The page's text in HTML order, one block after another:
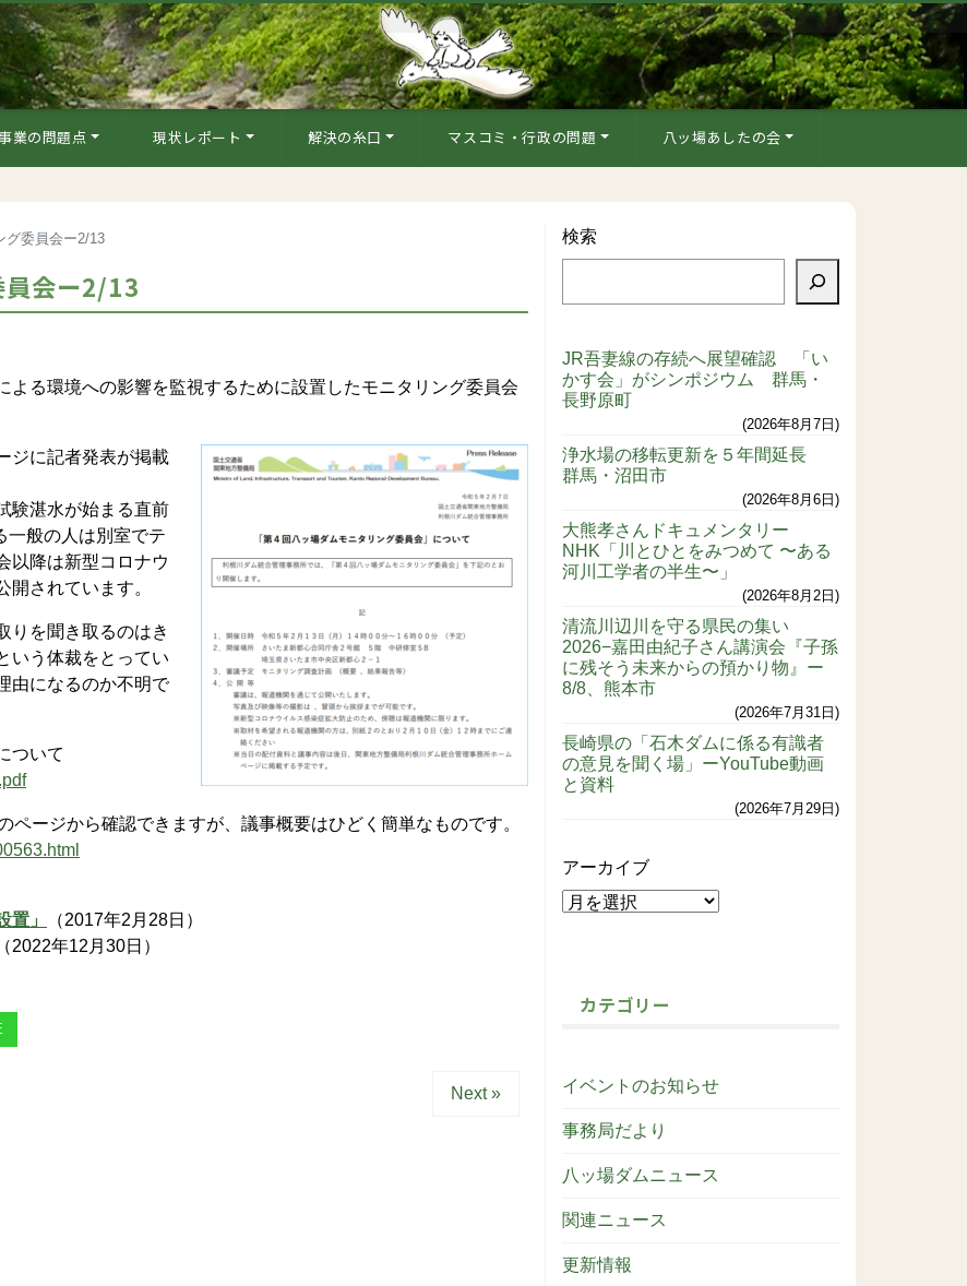
業の問題点 現状レポート 解決の糸口 マスコミ・行政の問題 八ッ場あしたの会
グ委員会ー2/13
員会ー2/13
る環境への影響を監視するために設置したモニタリング委員会
ジに記者発表が掲載
験湛水が始まる直前
一般の人は別室でテ
以降は新型コロナウ
されています。
りを聞き取るのはき
いう体裁をとってい
由になるのか不明で
ついて
ージから確認できますが、議事概要はひどく簡単なものです。
置」
（2017年2月28日）
（2022年12月30日）
Next »
検索
JR吾妻線の存続へ展望確認 「い
かす会」がシンポジウム 群馬・
長野原町
2026年8月7日
浄水場の移転更新を５年間延長
群馬・沼田市
2026年8月6日
大熊孝さんドキュメンタリー
NHK「川とひとをみつめて 〜ある
河川工学者の半生〜」
2026年8月2日
清流川辺川を守る県民の集い
2026−嘉田由紀子さん講演会『子孫
に残そう未来からの預かり物』ー
8/8、熊本市
2026年7月31日
長崎県の「石木ダムに係る有識者
の意見を聞く場」ーYouTube動画
と資料
2026年7月29日
アーカイブ
カテゴリー
イベントのお知らせ
事務局だより
八ッ場ダムニュース
関連ニュース
更新情報